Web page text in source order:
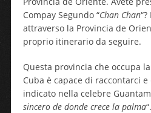
Compay Segundo “Chan Chan
attraverso la Provincia de
proprio itinerario da seguire.
Questa provincia che occupa
Cuba è capace di raccontarci
indicato nella celebre
sincero de donde crece la palma